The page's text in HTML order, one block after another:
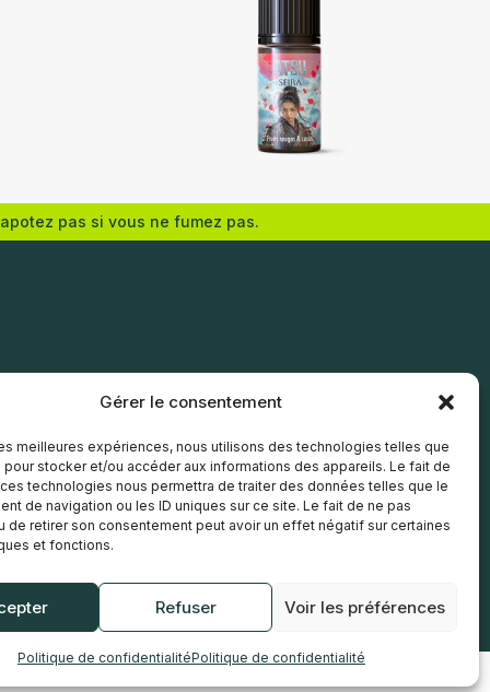
Gérer le consentement
meilleures expériences, nous utilisons des technologies telles que
stocker et/ou accéder aux informations des appareils. Le fait de
technologies nous permettra de traiter des données telles que le
de navigation ou les ID uniques sur ce site. Le fait de ne pas
de retirer son consentement peut avoir un effet négatif sur certaines
et fonctions.
Refuser Voir les préférences
Politique de confidentialitéPolitique de confidentialité
12
Choix des options
pas si vous ne fumez pas.